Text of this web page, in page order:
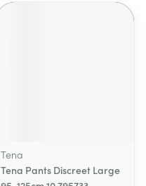
Tena
Tena Pants Discreet Large